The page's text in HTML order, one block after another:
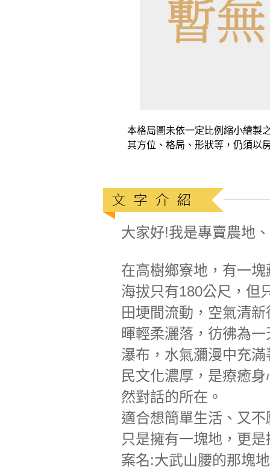
本格局圖未依一定比例縮小繪製
其方位、格局、形狀等，仍須以
大家好!我是專賣農地
在高樹鄉寮地，有一
海拔只有180公尺，但
田埂間流動，空氣清
暉輕柔灑落，彷彿為
瀑布，水氣瀰漫中充
民文化濃厚，是療癒
然對話的所在。
適合想簡單生活、又
只是擁有一塊地，更
案名:大武山腰的那塊地